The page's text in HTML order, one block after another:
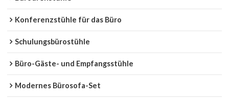
Konferenzstühle für das Büro
Schulungsbürostühle
Büro-Gäste- und Empfangsstühle
Modernes Bürosofa-Set